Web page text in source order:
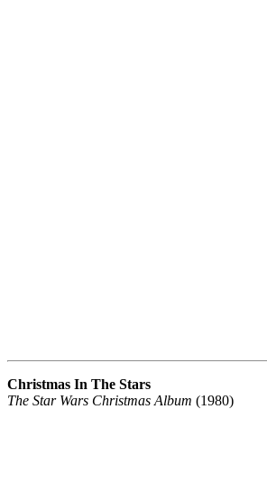
Christmas In The Stars
The Star Wars Christmas Album (1980)